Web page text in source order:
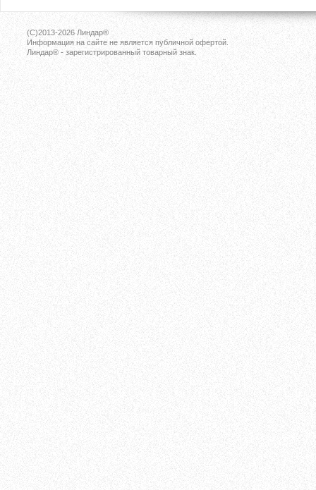
(C)2013-2026 Линдар®
Информация на сайте не является публичной офертой.
Линдар® - зарегистрированный товарный знак.